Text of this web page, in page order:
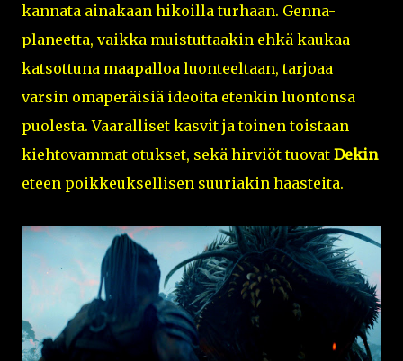
kannata ainakaan hikoilla turhaan. Genna-
planeetta, vaikka muistuttaakin ehkä kaukaa
katsottuna maapalloa luonteeltaan, tarjoaa
varsin omaperäisiä ideoita etenkin luontonsa
puolesta. Vaaralliset kasvit ja toinen toistaan
kiehtovammat otukset, sekä hirviöt tuovat Dekin
eteen poikkeuksellisen suuriakin haasteita.